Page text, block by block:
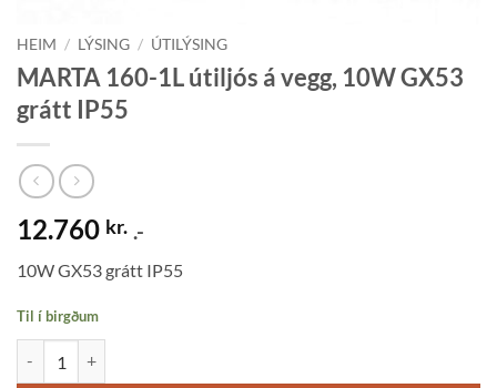
HEIM / LÝSING / ÚTILÝSING
MARTA 160-1L útiljós á vegg, 10W GX53
grátt IP55
12.760 kr. .-
10W GX53 grátt IP55
Til í birgðum